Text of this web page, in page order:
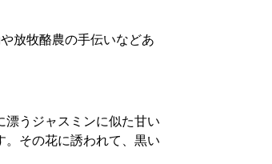
放牧酪農の手伝いなどあ
うジャスミンに似た甘い
その花に誘われて、黒い